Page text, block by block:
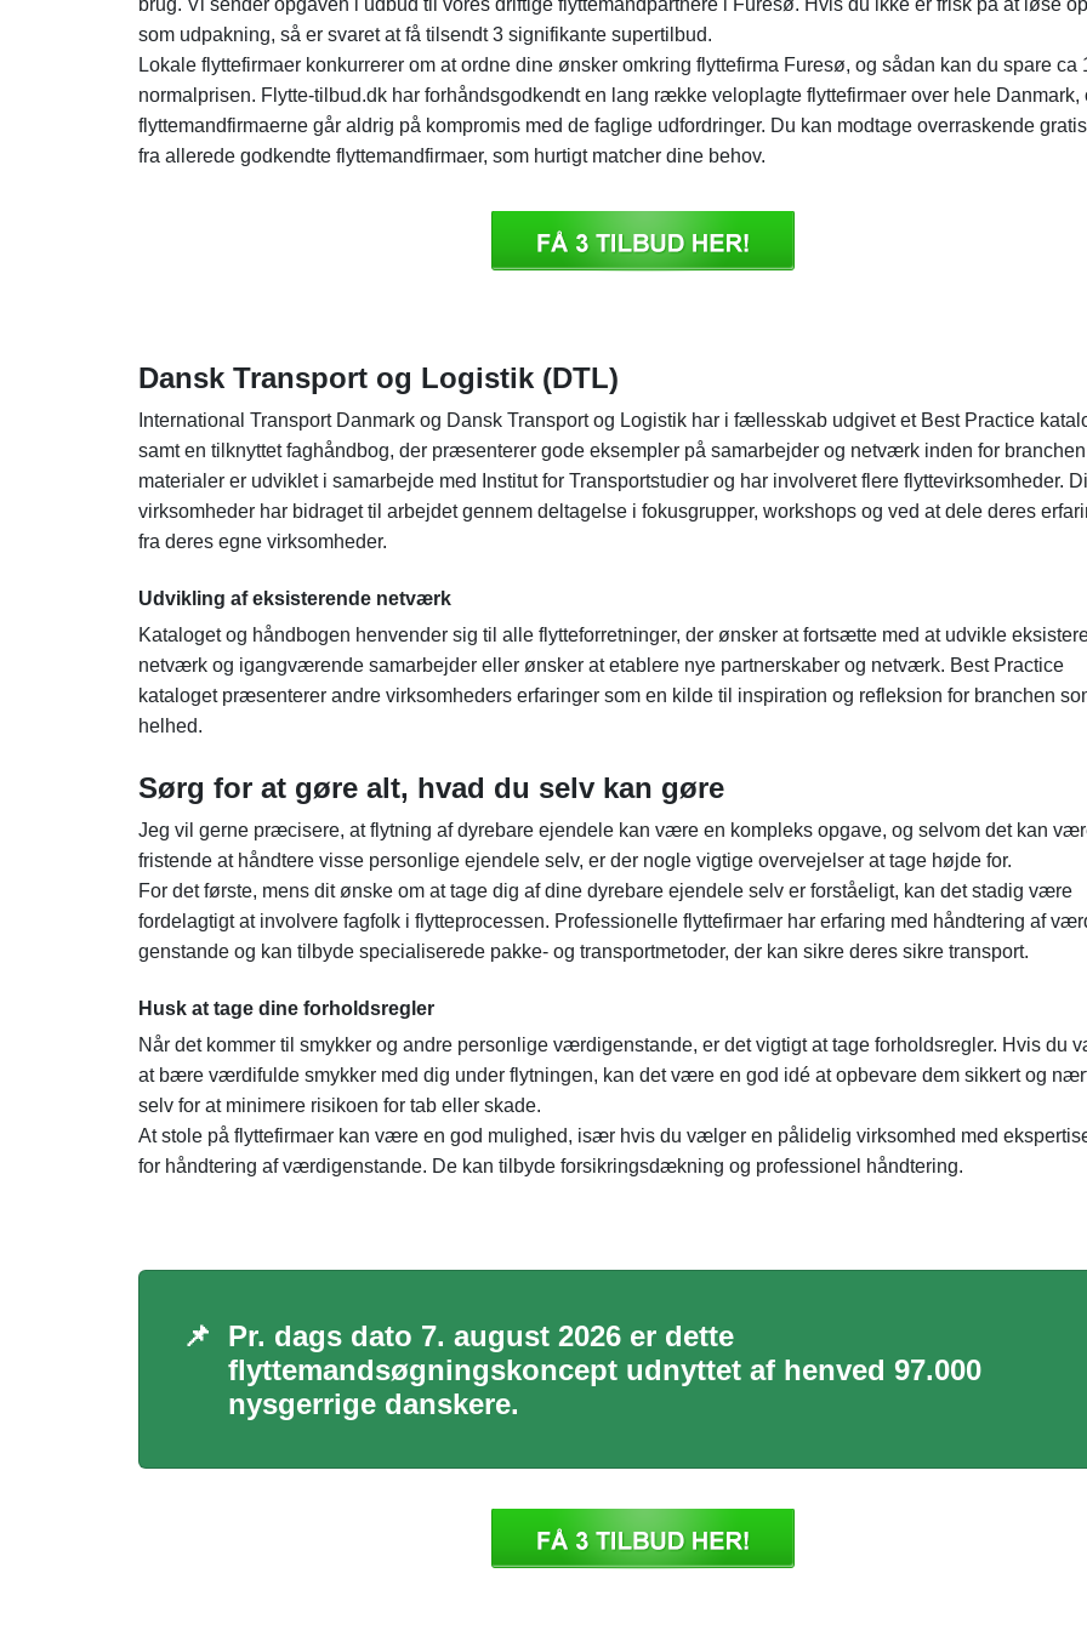
brug. Vi sender opgaven i udbud til vores driftige flyttemandpartnere i Furesø. Hvis du ikke er frisk på at løse
som udpakning, så er svaret at få tilsendt 3 signifikante supertilbud.
Lokale flyttefirmaer konkurrerer om at ordne dine ønsker omkring flyttefirma Furesø, og sådan kan du spare ca
normalprisen. Flytte-tilbud.dk har forhåndsgodkendt en lang række veloplagte flyttefirmaer over hele Danmark,
flyttemandfirmaerne går aldrig på kompromis med de faglige udfordringer. Du kan modtage overraskende
fra allerede godkendte flyttemandfirmaer, som hurtigt matcher dine behov.
Dansk Transport og Logistik (DTL)
International Transport Danmark og Dansk Transport og Logistik har i fællesskab udgivet et Best Practice
samt en tilknyttet faghåndbog, der præsenterer gode eksempler på samarbejder og netværk inden for
materialer er udviklet i samarbejde med Institut for Transportstudier og har involveret flere flyttevirksomheder.
virksomheder har bidraget til arbejdet gennem deltagelse i fokusgrupper, workshops og ved at dele deres
fra deres egne virksomheder.
Udvikling af eksisterende netværk
Kataloget og håndbogen henvender sig til alle flytteforretninger, der ønsker at fortsætte med at udvikle
netværk og igangværende samarbejder eller ønsker at etablere nye partnerskaber og netværk. Best Practice
kataloget præsenterer andre virksomheders erfaringer som en kilde til inspiration og refleksion for branchen
helhed.
Sørg for at gøre alt, hvad du selv kan gøre
Jeg vil gerne præcisere, at flytning af dyrebare ejendele kan være en kompleks opgave, og selvom det kan
fristende at håndtere visse personlige ejendele selv, er der nogle vigtige overvejelser at tage højde for.
For det første, mens dit ønske om at tage dig af dine dyrebare ejendele selv er forståeligt, kan det stadig være
fordelagtigt at involvere fagfolk i flytteprocessen. Professionelle flyttefirmaer har erfaring med håndtering af
genstande og kan tilbyde specialiserede pakke- og transportmetoder, der kan sikre deres sikre transport.
Husk at tage dine forholdsregler
Når det kommer til smykker og andre personlige værdigenstande, er det vigtigt at tage forholdsregler. Hvis du
at bære værdifulde smykker med dig under flytningen, kan det være en god idé at opbevare dem sikkert og
selv for at minimere risikoen for tab eller skade.
At stole på flyttefirmaer kan være en god mulighed, især hvis du vælger en pålidelig virksomhed med
for håndtering af værdigenstande. De kan tilbyde forsikringsdækning og professionel håndtering.
📌 Pr. dags dato 7. august 2026 er dette
flyttemandsøgningskoncept udnyttet af henved 97.000
nysgerrige danskere.